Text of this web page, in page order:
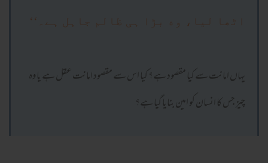
اٹھا لیا، وه بڑا ہی ظالم جاہل ہے۔‘‘
یہاں امانت سے کیا مقصود ہے؟ کیا اس سے مقصود امانت عقل ہے یا وہ
چیز جس کا انسان کو امین بنایا گیا ہے؟